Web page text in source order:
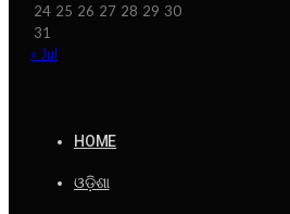
24 25 26 27 28 29 30
31
« Jul
HOME
ଓଡ଼ିଶା